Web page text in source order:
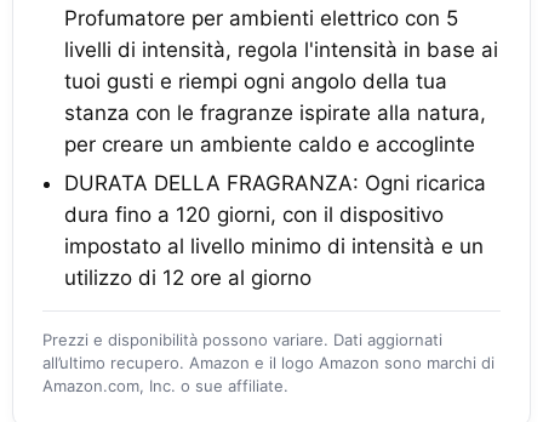
Profumatore per ambienti elettrico con 5
livelli di intensità, regola l'intensità in base ai
tuoi gusti e riempi ogni angolo della tua
stanza con le fragranze ispirate alla natura,
per creare un ambiente caldo e accoglinte
DURATA DELLA FRAGRANZA: Ogni ricarica
dura fino a 120 giorni, con il dispositivo
impostato al livello minimo di intensità e un
utilizzo di 12 ore al giorno
Prezzi e disponibilità possono variare. Dati aggiornati
all’ultimo recupero. Amazon e il logo Amazon sono marchi di
Amazon.com, Inc. o sue affiliate.